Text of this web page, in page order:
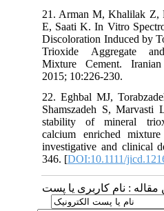
21. Arman M, Khalilak
E, Saati K. In Vitro
Discoloration Induced by
Trioxide Aggregate
Mixture Cement.
2015; 10:226-230.
22. Eghbal MJ,
Shamszadeh S,
stability of mineral
calcium enriched
investigative and clinical
346. [DOI:10.1111/
: نام کاربری یا پست